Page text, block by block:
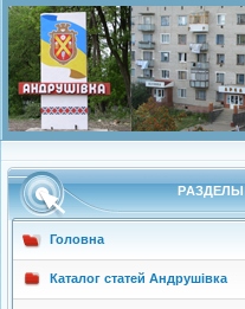
РAЗДЕЛЫ
Головна
Каталог статей Андрушівка